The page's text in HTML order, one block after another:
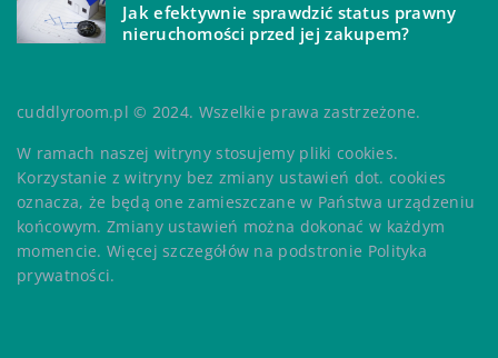
Jak efektywnie sprawdzić status prawny
nieruchomości przed jej zakupem?
cuddlyroom.pl © 2024. Wszelkie prawa zastrzeżone.
W ramach naszej witryny stosujemy pliki cookies.
Korzystanie z witryny bez zmiany ustawień dot. cookies
oznacza, że będą one zamieszczane w Państwa urządzeniu
końcowym. Zmiany ustawień można dokonać w każdym
momencie. Więcej szczegółów na podstronie Polityka
prywatności.